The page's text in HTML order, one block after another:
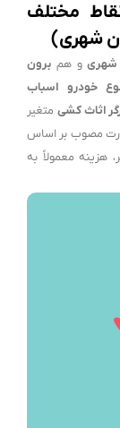
مختلف
شهری)
شهریو هم برون
خودرو اسباب
اثاث کشی متغیر
مصوب بر اساس
هزینه معمولاً به